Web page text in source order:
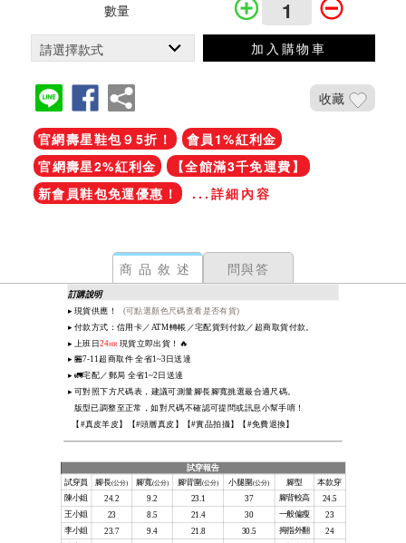
數量
加入購物車
收藏
官網壽星鞋包９5折！
會員1%紅利金
官網壽星2%紅利金
【全館滿3千免運費】
新會員鞋包免運優惠！
...詳細內容
商品敘述 問與答